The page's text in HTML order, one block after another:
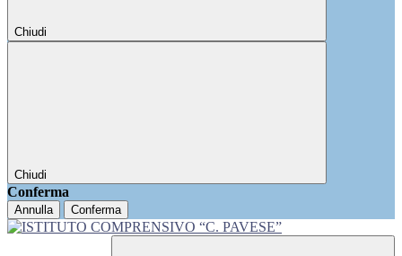
Chiudi
Chiudi
Conferma
Annulla Conferma